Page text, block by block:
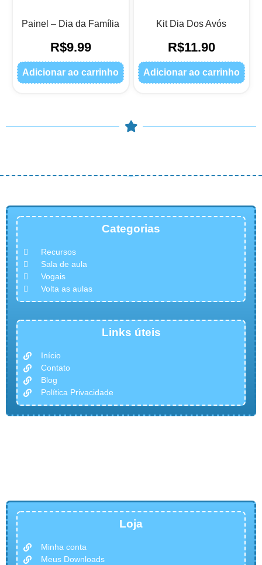
Painel – Dia da Família
R$9.99
Adicionar ao carrinho
Kit Dia Dos Avós
R$11.90
Adicionar ao carrinho
Categorias
Recursos
Sala de aula
Vogais
Volta as aulas
Links úteis
Início
Contato
Blog
Política Privacidade
Loja
Minha conta
Meus Downloads